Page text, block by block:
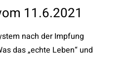
11.6.2021
nach der Impfung
das „echte Leben“ und